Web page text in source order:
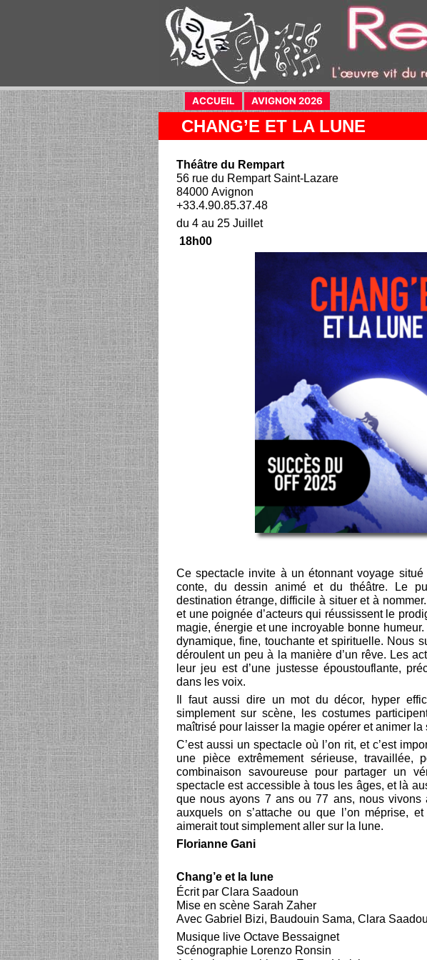
ACCUEIL (current)
AVIGNON 2026 (current)
CHANG’E ET LA LUNE
Théâtre du Rempart
56 rue du Rempart Saint-Lazare
84000 Avignon
+33.4.90.85.37.48
du 4 au 25 Juillet
18h00
Ce spectacle invite à un étonnant voyage situé
conte, du dessin animé et du théâtre. Le
destination étrange, difficile à situer et à
et une poignée d’acteurs qui réussissent le
magie, énergie et une incroyable bonne humeur.
dynamique, fine, touchante et spirituelle. Nous
déroulent un peu à la manière d’un rêve. Les
leur jeu est d’une justesse époustouflante,
dans les voix.
Il faut aussi dire un mot du décor, hyper
simplement sur scène, les costumes
maîtrisé pour laisser la magie opérer et animer la
C’est aussi un spectacle où l’on rit, et c’est
une pièce extrêmement sérieuse, travaillée,
combinaison savoureuse pour partager un
spectacle est accessible à tous les âges, et là
que nous ayons 7 ans ou 77 ans, nous vivons
auxquels on s’attache ou que l’on méprise,
aimerait tout simplement aller sur la lune.
Florianne Gani
Chang’e et la lune
Écrit par Clara Saadoun
Mise en scène Sarah Zaher
Avec Gabriel Bizi, Baudouin Sama, Clara
Musique live Octave Bessaignet
Scénographie Lorenzo Ronsin